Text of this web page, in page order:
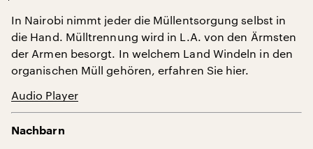
In Nairobi nimmt jeder die Müllentsorgung selbst in
die Hand. Mülltrennung wird in L.A. von den Ärmsten
der Armen besorgt. In welchem Land Windeln in den
organischen Müll gehören, erfahren Sie hier.
Audio Player
Nachbarn